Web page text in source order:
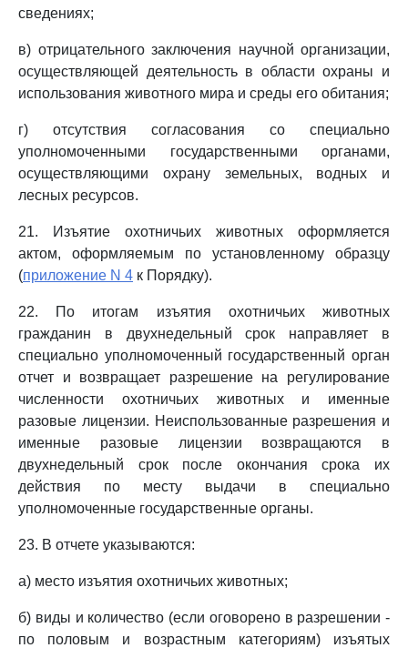
сведениях;
в) отрицательного заключения научной организации,
осуществляющей деятельность в области охраны и
использования животного мира и среды его обитания;
г) отсутствия согласования со специально
уполномоченными государственными органами,
осуществляющими охрану земельных, водных и
лесных ресурсов.
21. Изъятие охотничьих животных оформляется
актом, оформляемым по установленному образцу
(приложение N 4 к Порядку).
22. По итогам изъятия охотничьих животных
гражданин в двухнедельный срок направляет в
специально уполномоченный государственный орган
отчет и возвращает разрешение на регулирование
численности охотничьих животных и именные
разовые лицензии. Неиспользованные разрешения и
именные разовые лицензии возвращаются в
двухнедельный срок после окончания срока их
действия по месту выдачи в специально
уполномоченные государственные органы.
23. В отчете указываются:
а) место изъятия охотничьих животных;
б) виды и количество (если оговорено в разрешении -
по половым и возрастным категориям) изъятых